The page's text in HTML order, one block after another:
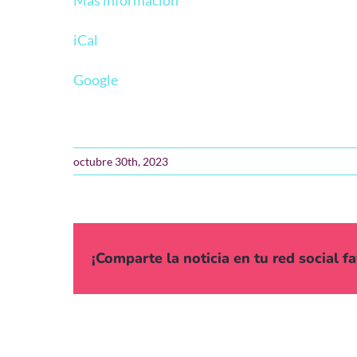
iCal
Google
octubre 30th, 2023
¡Comparte la noticia en tu red social